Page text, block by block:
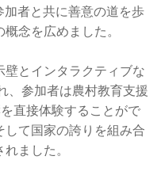
加者と共に善意の道を歩
念を広めました。
壁とインタラクティブな
、参加者は農村教育支援
直接体験することがで
して国家の誇りを組み合
ました。